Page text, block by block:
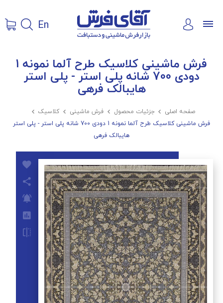
En
فرش ماشینی کلاسیک طرح آلما نمونه 1
دودی 700 شانه پلی استر - پلی استر
هایبالک فرهی
صفحه اصلی  جزئیات محصول  فرش ماشینی  کلاسیک 
فرش ماشینی کلاسیک طرح آلما نمونه 1 دودی 700 شانه پلی استر - پلی استر
هایبالک فرهی